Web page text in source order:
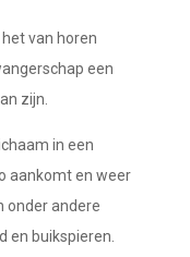
van horen
een
zijn.
in een
aankomt en weer
onder andere
en buikspieren.